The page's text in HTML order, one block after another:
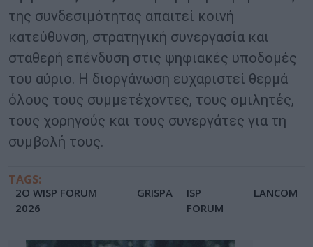
της συνδεσιμότητας απαιτεί κοινή
κατεύθυνση, στρατηγική συνεργασία και
σταθερή επένδυση στις ψηφιακές υποδομές
του αύριο. Η διοργάνωση ευχαριστεί θερμά
όλους τους συμμετέχοντες, τους ομιλητές,
τους χορηγούς και τους συνεργάτες για τη
συμβολή τους.
TAGS:
2Ο WISP FORUM
2026
GRISPA
ISP
FORUM
LANCOM